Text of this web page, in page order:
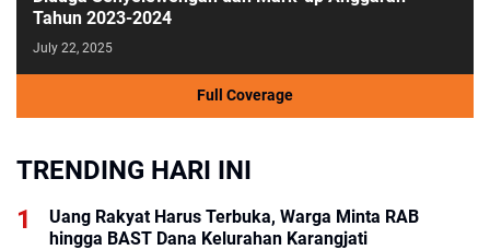
Tahun 2023-2024
July 22, 2025
Full Coverage
TRENDING HARI INI
Uang Rakyat Harus Terbuka, Warga Minta RAB
hingga BAST Dana Kelurahan Karangjati